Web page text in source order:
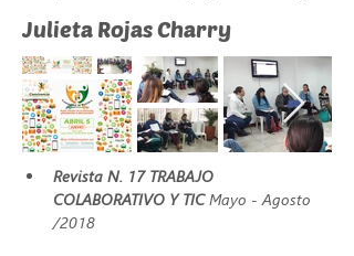
Julieta Rojas Charry
Revista N. 17 TRABAJO
COLABORATIVO Y TIC Mayo - Agosto
/2018